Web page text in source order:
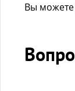
Вы можете